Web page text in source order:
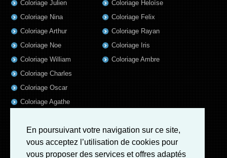
En poursuivant votre navigation sur ce site,
vous acceptez l’utilisation de cookies pour
vous proposer des services et offres adaptés
Coloriage Julien
Coloriage Nina
Coloriage Arthur
Coloriage Noe
Coloriage William
Coloriage Heloïse
Coloriage Felix
Coloriage Rayan
Coloriage Iris
Coloriage Ambre
Coloriage Charles
Coloriage Oscar
Coloriage Agathe
Coloriage Pierre
Coloriage Fatoumata